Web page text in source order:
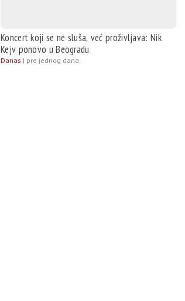
Koncert koji se ne sluša, već proživljava: Nik
Kejv ponovo u Beogradu
Danas | pre jednog dana